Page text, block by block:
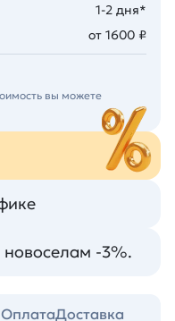
1-2 дня*
от 1600 ₽
вы можете
-3%.
ОплатаДоставка